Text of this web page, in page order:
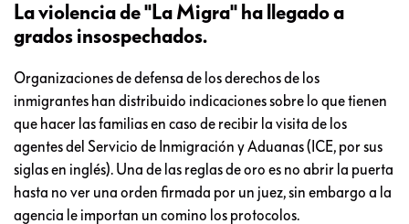
La violencia de "La Migra" ha llegado a
grados insospechados.
Organizaciones de defensa de los derechos de los
inmigrantes han distribuido indicaciones sobre lo que tienen
que hacer las familias en caso de recibir la visita de los
agentes del Servicio de Inmigración y Aduanas (ICE, por sus
siglas en inglés). Una de las reglas de oro es no abrir la puerta
hasta no ver una orden firmada por un juez, sin embargo a la
agencia le importan un comino los protocolos.